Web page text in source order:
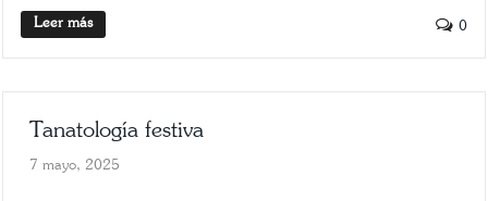
Leer más 0
Tanatología festiva
7 mayo, 2025